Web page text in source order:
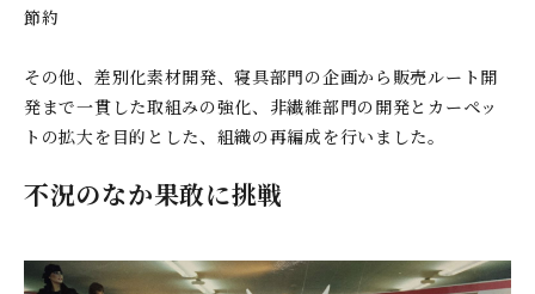
節約
その他、差別化素材開発、寝具部門の企画から販売ルート開
発まで一貫した取組みの強化、非繊維部門の開発とカーペッ
トの拡大を目的とした、組織の再編成を行いました。
不況のなか果敢に挑戦